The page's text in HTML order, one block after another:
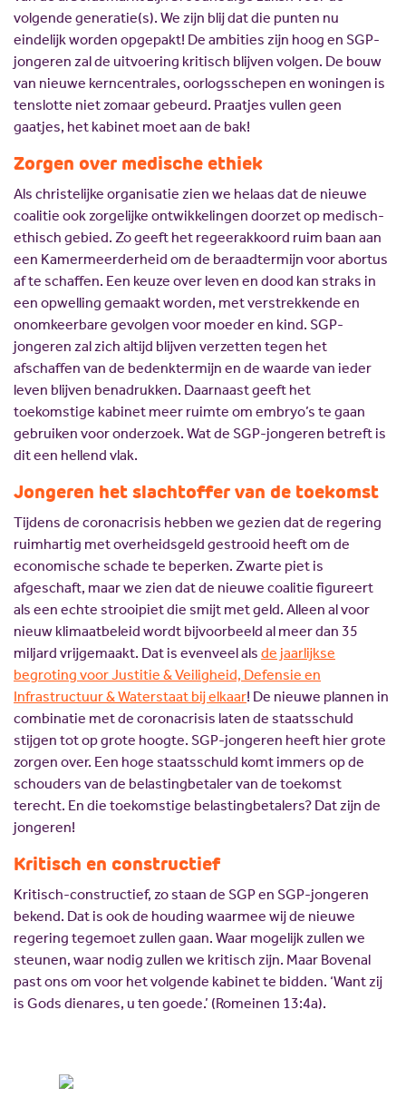
volgende generatie(s). We zijn blij dat die punten nu
eindelijk worden opgepakt! De ambities zijn hoog en SGP-
jongeren zal de uitvoering kritisch blijven volgen. De bouw
van nieuwe kerncentrales, oorlogsschepen en woningen is
tenslotte niet zomaar gebeurd. Praatjes vullen geen
gaatjes, het kabinet moet aan de bak!
Zorgen over medische ethiek
Als christelijke organisatie zien we helaas dat de nieuwe
coalitie ook zorgelijke ontwikkelingen doorzet op medisch-
ethisch gebied. Zo geeft het regeerakkoord ruim baan aan
een Kamermeerderheid om de beraadtermijn voor abortus
af te schaffen. Een keuze over leven en dood kan straks in
een opwelling gemaakt worden, met verstrekkende en
onomkeerbare gevolgen voor moeder en kind. SGP-
jongeren zal zich altijd blijven verzetten tegen het
afschaffen van de bedenktermijn en de waarde van ieder
leven blijven benadrukken. Daarnaast geeft het
toekomstige kabinet meer ruimte om embryo’s te gaan
gebruiken voor onderzoek. Wat de SGP-jongeren betreft is
dit een hellend vlak.
Jongeren het slachtoffer van de toekomst
Tijdens de coronacrisis hebben we gezien dat de regering
ruimhartig met overheidsgeld gestrooid heeft om de
economische schade te beperken. Zwarte piet is
afgeschaft, maar we zien dat de nieuwe coalitie figureert
als een echte strooipiet die smijt met geld. Alleen al voor
nieuw klimaatbeleid wordt bijvoorbeeld al meer dan 35
miljard vrijgemaakt. Dat is evenveel als de jaarlijkse
begroting voor Justitie & Veiligheid, Defensie en
Infrastructuur & Waterstaat bij elkaar! De nieuwe plannen in
combinatie met de coronacrisis laten de staatsschuld
stijgen tot op grote hoogte. SGP-jongeren heeft hier grote
zorgen over. Een hoge staatsschuld komt immers op de
schouders van de belastingbetaler van de toekomst
terecht. En die toekomstige belastingbetalers? Dat zijn de
jongeren!
Kritisch en constructief
Kritisch-constructief, zo staan de SGP en SGP-jongeren
bekend. Dat is ook de houding waarmee wij de nieuwe
regering tegemoet zullen gaan. Waar mogelijk zullen we
steunen, waar nodig zullen we kritisch zijn. Maar Bovenal
past ons om voor het volgende kabinet te bidden. ‘Want zij
is Gods dienares, u ten goede.’ (Romeinen 13:4a).